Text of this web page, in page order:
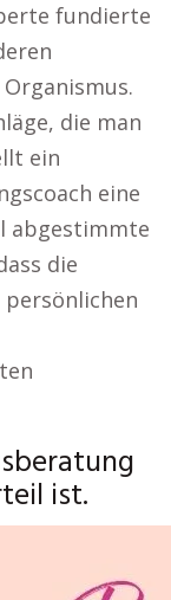
fundierte
die man
ein
eine
abgestimmte
die
ist.